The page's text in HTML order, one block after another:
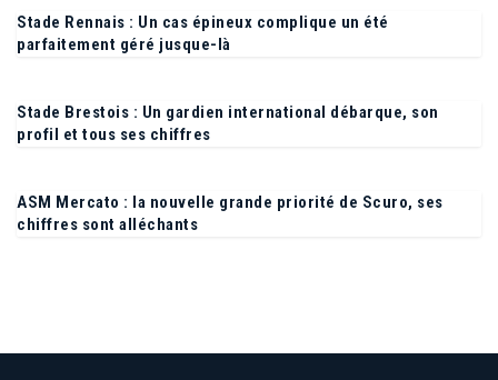
Stade Rennais : Un cas épineux complique un été
parfaitement géré jusque-là
Stade Brestois : Un gardien international débarque, son
profil et tous ses chiffres
ASM Mercato : la nouvelle grande priorité de Scuro, ses
chiffres sont alléchants